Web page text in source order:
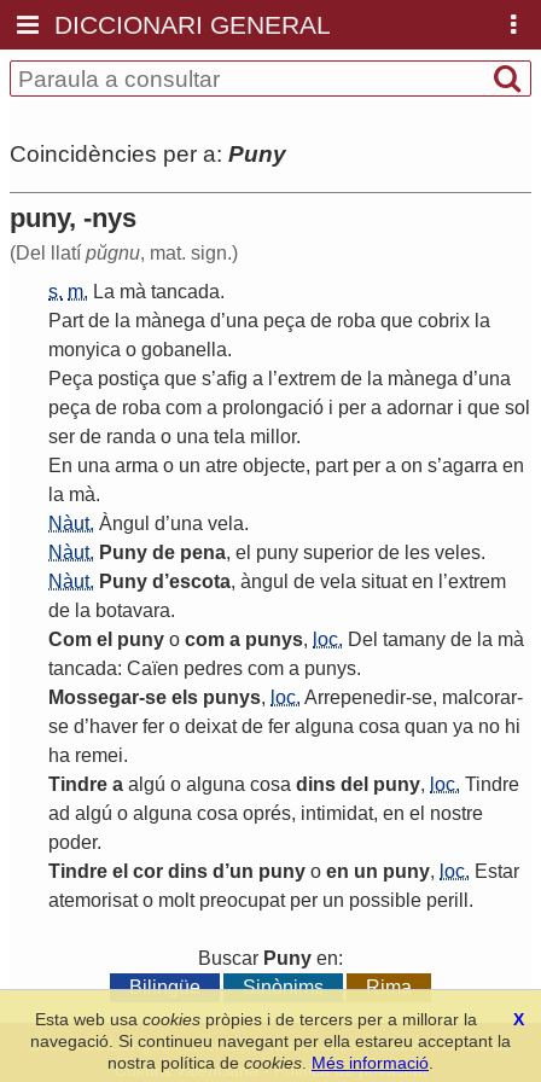
DICCIONARI GENERAL
Coincidències per a: Puny
puny, -nys
(Del llatí pŭgnu, mat. sign.)
s. m. La mà tancada.
Part de la mànega d’una peça de roba que cobrix la
monyica o gobanella.
Peça postiça que s’afig a ’extrem de la mànega d’una
peça de roba com a prolongació i per a adornar i que sol
ser de randa o una tela millor.
En una arma o un atre objecte, part per a on s’agarra en
la mà.
Nàut. Àngul d’una vela.
Nàut. Puny de pena, el puny superior de les veles.
Nàut. Puny d ’escota, àngul de vela situat en ’extrem
de la botavara.
Com el puny o com a punys, loc. Del tamany de la mà
tancada: Caïen pedres com a punys.
Mossegar-se els punys, loc. Arrepenedir-se, malcorar-
se d’haver fer o deixat de fer alguna cosa quan ya no hi
ha remei.
Tindre a algú o alguna cosa dins del puny, loc. Tindre
ad algú o alguna cosa oprés, intimidat, en el nostre
poder.
Tindre el cor dins d ’un puny o en un puny, loc. Estar
atemorisat o molt preocupat per un possible perill .
Buscar Puny en:
Bilingüe
Sinònims Rima
Secció de Llengua i Lliteratura Valencianes-Real Acadèmia de
Cultura Valenciana-Política de privacitat
X
Esta web usacookies pròpies i de tercers per a millorar la
navegació. Si continueu navegant per ella estareu acceptant la
nostra política de cookies Més informació